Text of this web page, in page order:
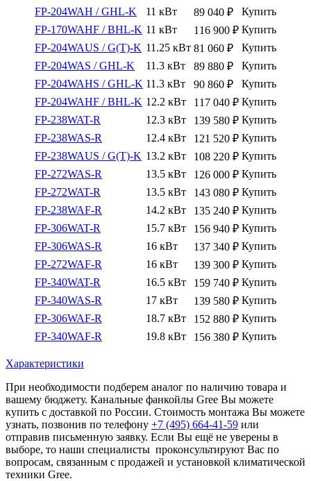
FP-204WAH / GHL-K 11 кВт 89 040 ₽
Купить
FP-170WAHF / BHL-K 11 кВт 116 900 ₽ Купить
FP-204WAUS / G(T)-K 11.25 кВт 81 060 ₽
Купить
FP-204WAS / GHL-K
11.3 кВт 89 880 ₽
Купить
FP-204WAHS / GHL-K 11.3 кВт 90 860 ₽
Купить
FP-204WAHF / BHL-K 12.2 кВт 117 040 ₽ Купить
FP-238WAT-R
12.3 кВт 139 580 ₽ Купить
FP-238WAS-R
12.4 кВт 121 520 ₽ Купить
FP-238WAUS / G(T)-K 13.2 кВт 108 220 ₽ Купить
FP-272WAS-R
13.5 кВт 126 000 ₽ Купить
FP-272WAT-R
13.5 кВт 143 080 ₽ Купить
FP-238WAF-R
14.2 кВт 135 240 ₽ Купить
FP-306WAT-R
15.7 кВт 156 940 ₽ Купить
FP-306WAS-R
16 кВт 137 340 ₽ Купить
FP-272WAF-R
16 кВт 139 300 ₽ Купить
FP-340WAT-R
16.5 кВт 159 740 ₽ Купить
FP-340WAS-R
17 кВт 139 580 ₽ Купить
FP-306WAF-R
18.7 кВт 152 880 ₽ Купить
FP-340WAF-R
19.8 кВт 156 380 ₽ Купить
Характеристики
При необходимости подберем аналог по наличию товара и
вашему бюджету. Канальные фанкойлы Gree Вы можете
купить с доставкой по России. Стоимость монтажа Вы можете
узнать, позвонив по телефону +7 (495) 664-41-59 или
отправив письменную заявку. Если Вы ещё не уверены в
выборе, то наши специалисты проконсультируют Вас по
вопросам, связанным с продажей и установкой климатической
техники Gree.